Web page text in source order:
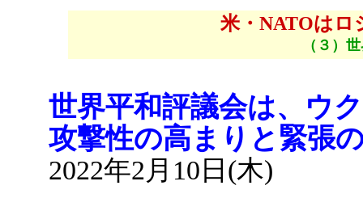
米・NATOはロ
（３）
世界平和評議会は、ウ
攻撃性の高まりと緊張
2022年2月10日(木)